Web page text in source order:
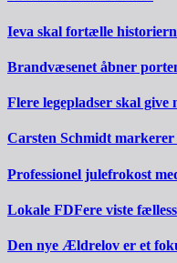
Ieva skal fortælle
Brandvæsenet åbner
Flere legepladser skal give
Carsten Schmidt
Professionel julefrokost
Lokale FDFere viste
Den nye Ældrelov er et